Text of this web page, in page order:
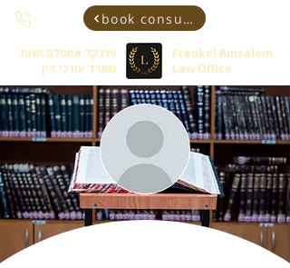
book consultant
פרנקל אמסלם ושות'
משרד עורכי דין
Frenkel Amsalem
Law Office